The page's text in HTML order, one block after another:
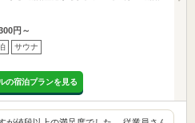
円～
サウナ
の宿泊プランを見る